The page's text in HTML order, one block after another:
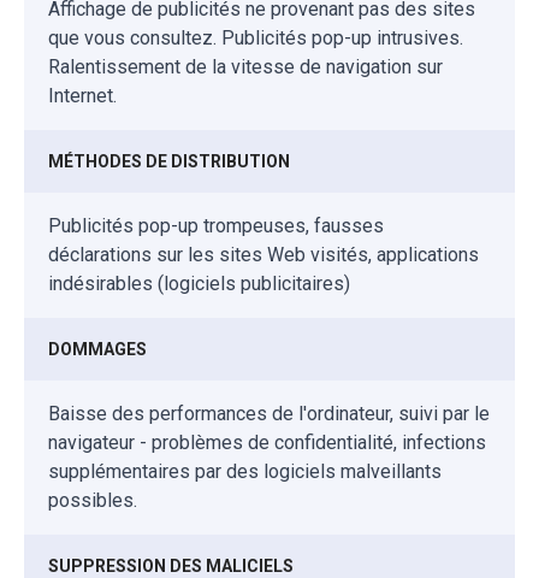
Affichage de publicités ne provenant pas des sites
que vous consultez. Publicités pop-up intrusives.
Ralentissement de la vitesse de navigation sur
Internet.
MÉTHODES DE DISTRIBUTION
Publicités pop-up trompeuses, fausses
déclarations sur les sites Web visités, applications
indésirables (logiciels publicitaires)
DOMMAGES
Baisse des performances de l'ordinateur, suivi par le
navigateur - problèmes de confidentialité, infections
supplémentaires par des logiciels malveillants
possibles.
SUPPRESSION DES MALICIELS